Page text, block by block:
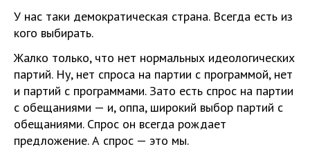
У нас таки демократическая страна. Всегда есть из
кого выбирать.
Жалко только, что нет нормальных идеологических
партий. Ну, нет спроса на партии с программой, нет
и партий с программами. Зато есть спрос на партии
с обещаниями — и, оппа, широкий выбор партий с
обещаниями. Спрос он всегда рождает
предложение. А спрос — это мы.